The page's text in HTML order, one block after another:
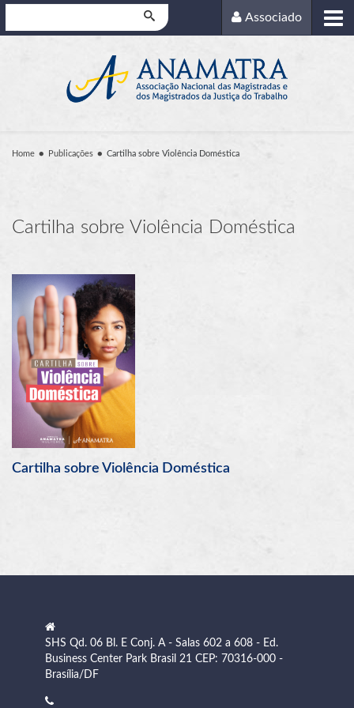
Associado
Home Publicações Cartilha sobre Violência Doméstica
Cartilha sobre Violência Doméstica
SHS Qd. 06 Bl. E Conj. A - Salas 602 a 608 - Ed.
Business Center Park Brasil 21 CEP: 70316-000 -
Brasília/DF